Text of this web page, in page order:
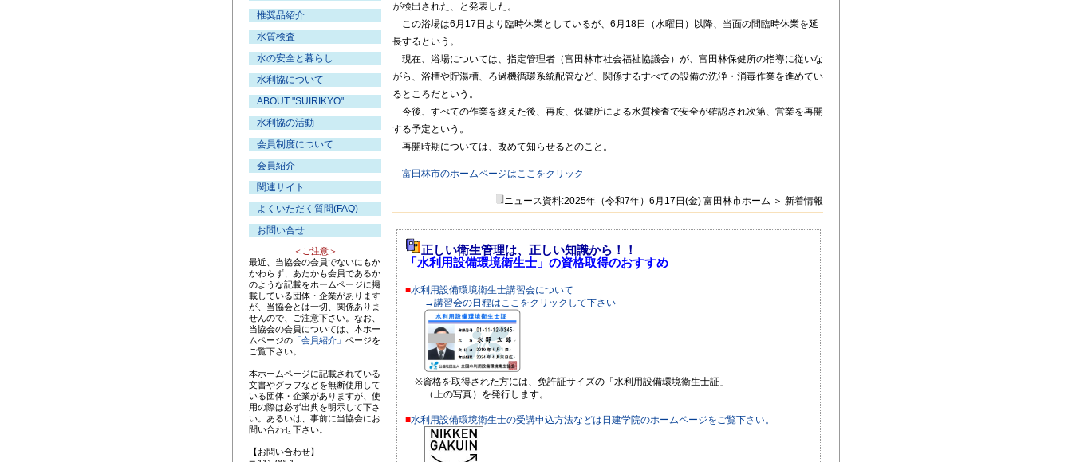
推奨品紹介
水質検査
水の安全と暮らし
水利協について
ABOUT "SUIRIKYO"
水利協の活動
会員制度について
会員紹介
関連サイト
よくいただく質問(FAQ)
お問い合せ
＜ご注意＞
最近、当協会の会員でないにもか
かわらず、あたかも会員であるか
のような記載をホームページに掲
載している団体・企業があります
が、当協会とは一切、関係ありま
せんので、ご注意下さい。なお、
当協会の会員については、本ホー
ムページの 「会員紹介」 ページを
ご覧下さい。
本ホームページに記載されている
文書やグラフなどを無断使用して
いる団体・企業がありますが、使
用の際は必ず出典を明示して下さ
い。あるいは、事前に当協会にお
問い合わせ下さい。
【お問い合わせ】
が検出された、と発表した。
この浴場は6月17日より臨時休業としているが、6月18日（水曜日）以降、当面の間臨時休業を延
長するという。
現在、浴場については、指定管理者（富田林市社会福祉協議会）が、富田林保健所の指導に従いな
がら、浴槽や貯湯槽、ろ過機循環系統配管など、関係するすべての設備の洗浄・消毒作業を進めてい
るところだという。
今後、すべての作業を終えた後、再度、保健所による水質検査で安全が確認され次第、営業を再開
する予定という。
再開時期については、改めて知らせるとのこと。
富田林市のホームページはここをクリック
ニュース資料:2025年（令和7年）6月17日(金) 富田林市ホーム ＞ 新着情報
正しい衛生管理は、正しい知識から！！
「水利用設備環境衛生士」の資格取得のおすすめ
■水利用設備環境衛生士講習会について
→講習会の日程はここをクリックして下さい
※資格を取得された方には、免許証サイズの「水利用設備環境衛生士証」
（上の写真）を発行します。
■水利用設備環境衛生士の受講申込方法などは日建学院のホームページをご覧下さい。